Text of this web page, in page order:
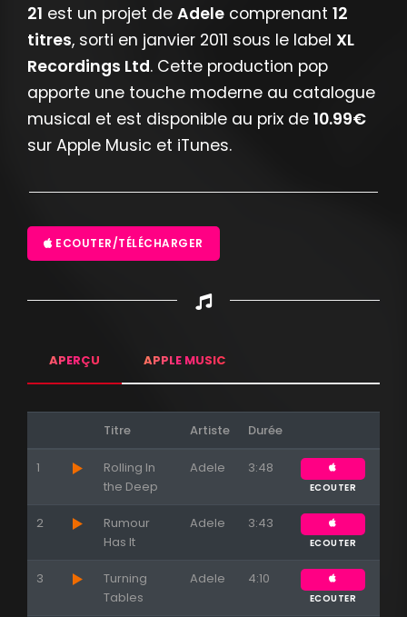
Appuyez sur ENTREE pour valider...
21 est un projet de Adele comprenant 12
titres, sorti en janvier 2011 sous le label XL
Recordings Ltd. Cette production pop
apporte une touche moderne au catalogue
musical et est disponible au prix de 10.99€
sur Apple Music et iTunes.
ECOUTER/TÉLÉCHARGER
APERÇU APPLE MUSIC
Titre Artiste Durée
1
Rolling In
the Deep
Adele 3:48
ECOUTER
2
Rumour
Has It
Adele 3:43
ECOUTER
3
Turning
Tables
Adele 4:10
ECOUTER